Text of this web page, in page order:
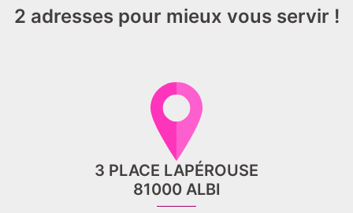
2 adresses pour mieux vous servir !
3 PLACE LAPÉROUSE
81000 ALBI